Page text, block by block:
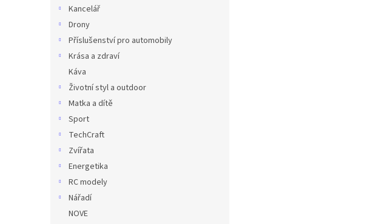
Kancelář
Drony
Příslušenství pro automobily
Krása a zdraví
Káva
Životní styl a outdoor
Matka a dítě
Sport
TechCraft
Zvířata
Energetika
RC modely
Nářadí
NOVE